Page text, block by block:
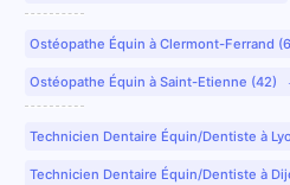
Ostéopathe Équin à Clermont-Ferrand
Ostéopathe Équin à Saint-Etienne (42)
Technicien Dentaire Équin/Dentiste à
Technicien Dentaire Équin/Dentiste à